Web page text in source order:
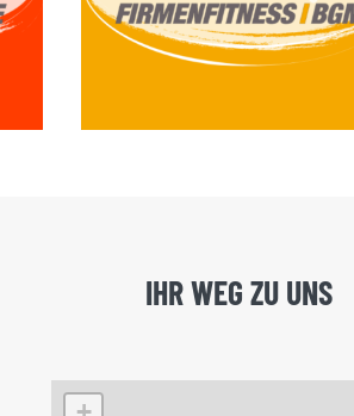
Angebot.
IHR WEG ZU UNS